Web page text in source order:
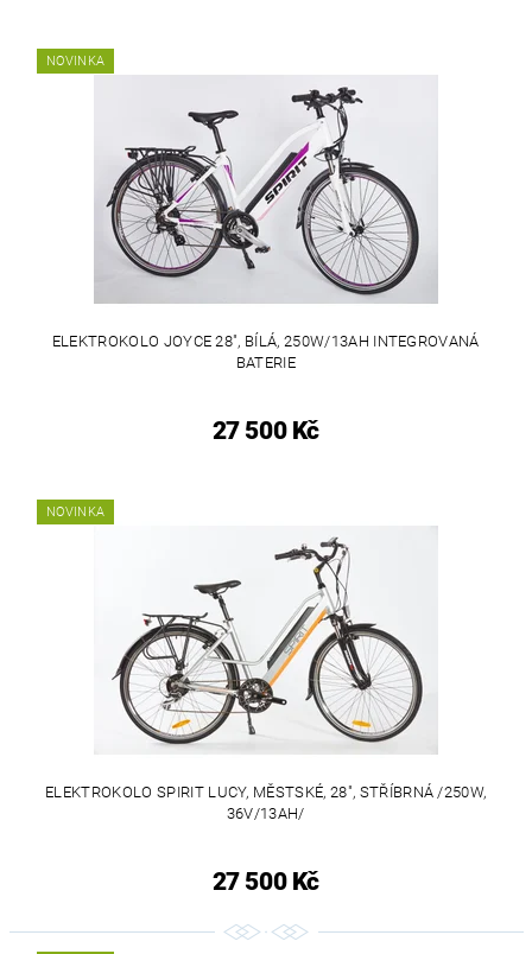
NOVINKA
ELEKTROKOLO JOYCE 28", BÍLÁ, 250W/13AH INTEGROVANÁ
BATERIE
27 500 Kč
NOVINKA
ELEKTROKOLO SPIRIT LUCY, MĚSTSKÉ, 28", STŘÍBRNÁ /250W,
36V/13AH/
27 500 Kč